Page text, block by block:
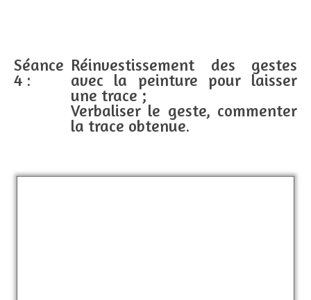
Séance
4 :
Réinvestissement des gestes
avec la peinture pour laisser
une trace ;
Verbaliser le geste, commenter
la trace obtenue.